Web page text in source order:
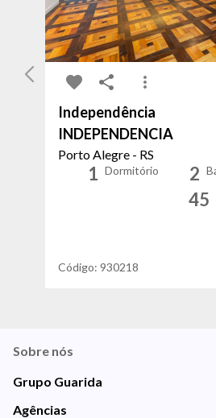
Independência
INDEPENDENCIA
Porto Alegre - RS
1 Dormitório 2
45
Código: 930218
Sobre nós
Grupo Guarida
Agências